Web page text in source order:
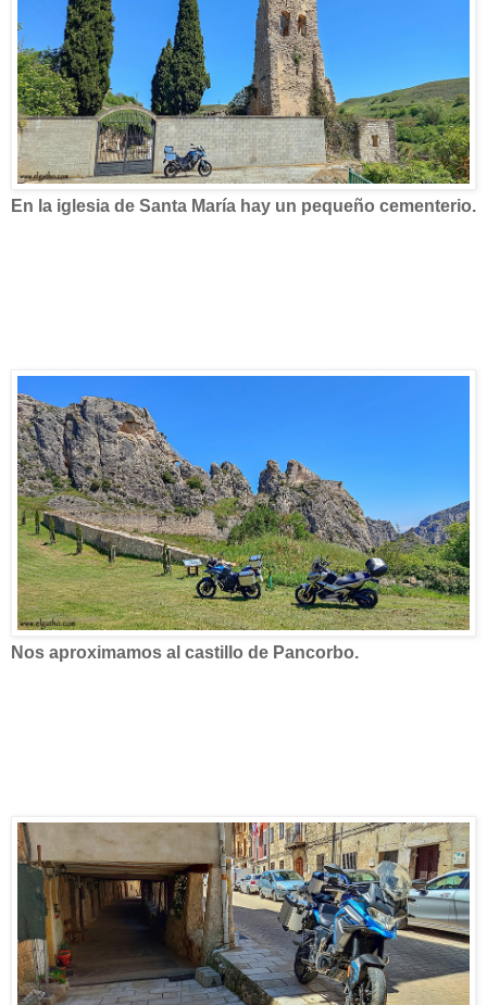
En la iglesia de Santa María hay un pequeño cementerio.
Nos aproximamos al castillo de Pancorbo.